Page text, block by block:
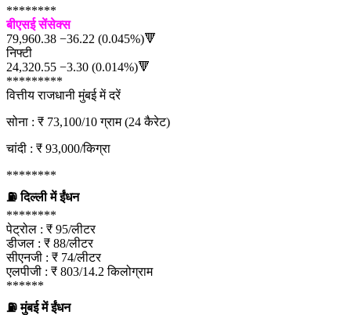
********
बीएसई सेंसेक्स
79,960.38 −36.22 (0.045%)🔻
निफ्टी
24,320.55 −3.30 (0.014%)🔻
*********
वित्तीय राजधानी मुंबई में दरें
सोना : ₹ 73,100/10 ग्राम (24 कैरेट)
चांदी : ₹ 93,000/किग्रा
********
⛽ दिल्ली में ईंधन
********
पेट्रोल : ₹ 95/लीटर
डीजल : ₹ 88/लीटर
सीएनजी : ₹ 74/लीटर
एलपीजी : ₹ 803/14.2 किलोग्राम
******
⛽ मुंबई में ईंधन